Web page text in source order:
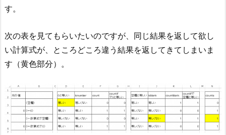
す。
次の表を見てもらいたいのですが、同じ結果を返して欲し
い計算式が、ところどころ違う結果を返してきてしまいま
す（黄色部分）。